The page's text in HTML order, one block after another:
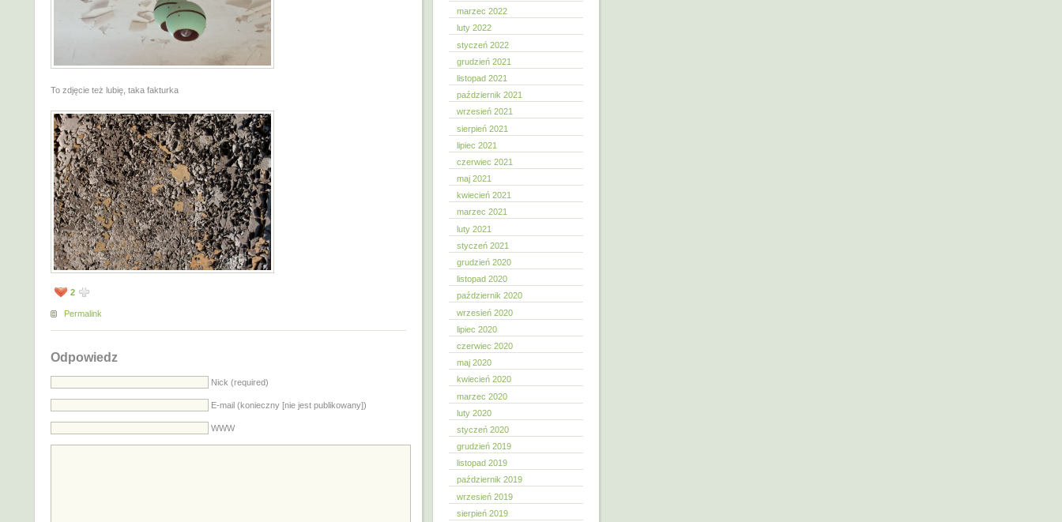
To zdjęcie też lubię, taka fakturka
2
Permalink
Odpowiedz
Nick (required)
E-mail (konieczny [nie jest publikowany])
WWW
marzec 2022
luty 2022
styczeń 2022
grudzień 2021
listopad 2021
październik 2021
wrzesień 2021
sierpień 2021
lipiec 2021
czerwiec 2021
maj 2021
kwiecień 2021
marzec 2021
luty 2021
styczeń 2021
grudzień 2020
listopad 2020
październik 2020
wrzesień 2020
lipiec 2020
czerwiec 2020
maj 2020
kwiecień 2020
marzec 2020
luty 2020
styczeń 2020
grudzień 2019
listopad 2019
październik 2019
wrzesień 2019
sierpień 2019